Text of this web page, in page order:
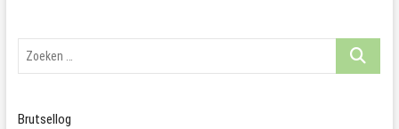
Zoeken
Brutsellog